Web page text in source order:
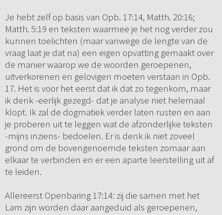
Je hebt zelf op basis van Opb. 17:14, Matth. 20:16;
Matth. 5:19 en teksten waarmee je het nog verder zou
kunnen toelichten (maar vanwege de lengte van de
vraag laat je dat na) een eigen opvatting gemaakt over
de manier waarop we de woorden geroepenen,
uitverkorenen en gelovigen moeten verstaan in Opb.
17. Het is voor het eerst dat ik dat zo tegenkom, maar
ik denk -eerlijk gezegd- dat je analyse niet helemaal
klopt. Ik zal de dogmatiek verder laten rusten en aan
je proberen uit te leggen wat de afzonderlijke teksten
-mijns inziens- bedoelen. Er is denk ik niet zoveel
grond om de bovengenoemde teksten zomaar aan
elkaar te verbinden en er een aparte leerstelling uit af
te leiden.
Allereerst Openbaring 17:14: zij die samen met het
Lam zijn worden daar aangeduid als geroepenen,